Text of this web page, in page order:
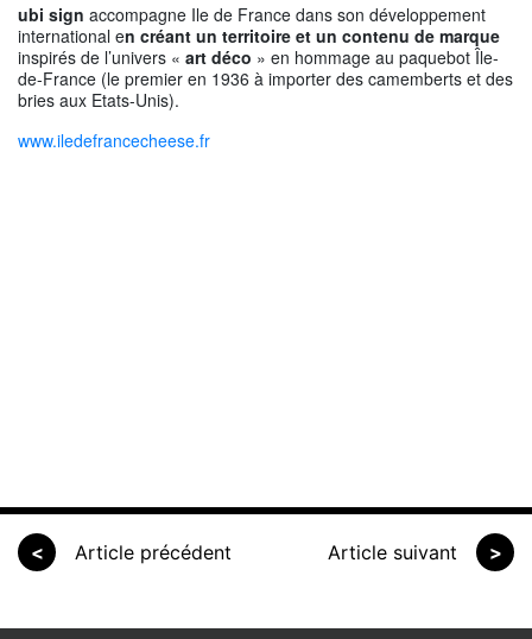
ubi sign accompagne Ile de France dans son développement
international en créant un territoire et un contenu de marque
inspirés de l’univers « art déco » en hommage au paquebot Île-
de-France (le premier en 1936 à importer des camemberts et des
bries aux Etats-Unis).
www.iledefrancecheese.fr
< Article précédent Article suivant >